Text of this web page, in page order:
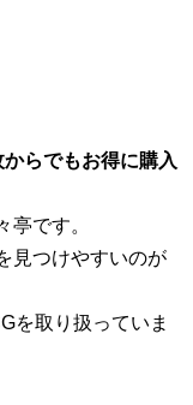
らでもお得に購入
亭です。
見つけやすいのが
を取り扱っていま